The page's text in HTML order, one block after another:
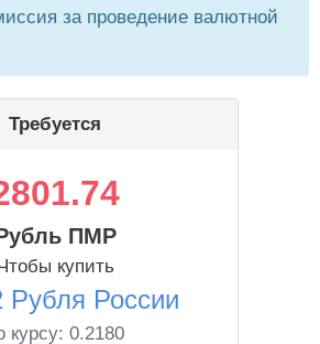
за проведение валютной
Требуется
ПМР
купить
Рубля России
курсу: 0.2180